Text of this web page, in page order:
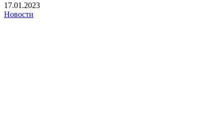
17.01.2023
Новости